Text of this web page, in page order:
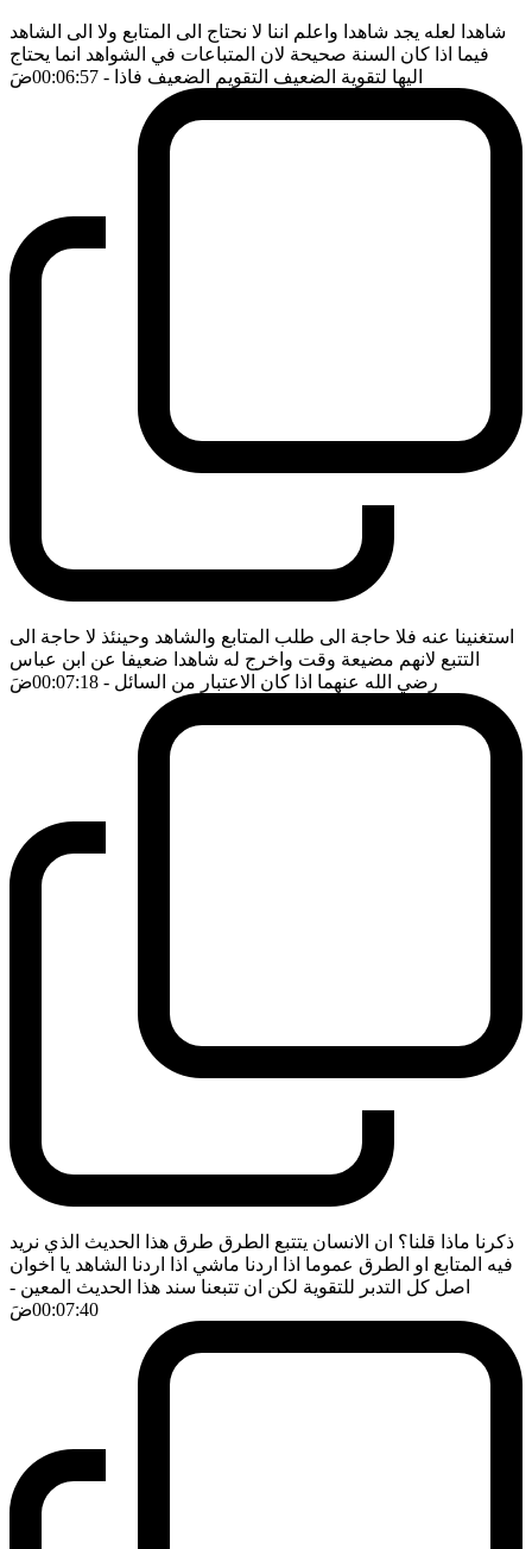
شاهدا لعله يجد شاهدا واعلم اننا لا نحتاج الى المتابع ولا الى الشاهد
فيما اذا كان السنة صحيحة لان المتباعات في الشواهد انما يحتاج
اليها لتقوية الضعيف التقويم الضعيف فاذا - 00:06:57 ضَ
استغنينا عنه فلا حاجة الى طلب المتابع والشاهد وحينئذ لا حاجة الى
التتبع لانهم مضيعة وقت واخرج له شاهدا ضعيفا عن ابن عباس
رضي الله عنهما اذا كان الاعتبار من السائل - 00:07:18 ضَ
ذكرنا ماذا قلنا؟ ان الانسان يتتبع الطرق طرق هذا الحديث الذي نريد
فيه المتابع او الطرق عموما اذا اردنا ماشي اذا اردنا الشاهد يا اخوان
اصل كل التدبر للتقوية لكن ان تتبعنا سند هذا الحديث المعين -
00:07:40ضَ